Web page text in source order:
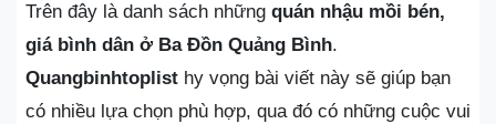
Trên đây là danh sách những quán nhậu mồi bén,
giá bình dân ở Ba Đồn Quảng Bình.
Quangbinhtoplist hy vọng bài viết này sẽ giúp bạn
có nhiều lựa chọn phù hợp, qua đó có những cuộc vui